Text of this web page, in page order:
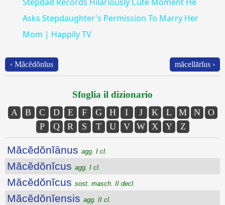
Asks Stepdaughter's Permission To Marry Her
Mom | Happily TV
‹ Măcĕdŏnĭus măcellārĭus ›
Sfoglia il dizionario
A B C D E F G H I J K L M N
O
P
Q R S T U V W X Y Z
Măcĕdŏnĭānus agg. I cl.
Măcĕdŏnĭcus agg. I cl.
Măcĕdŏnĭcus sost. masch. II decl.
Măcĕdŏnĭensis agg. II cl.